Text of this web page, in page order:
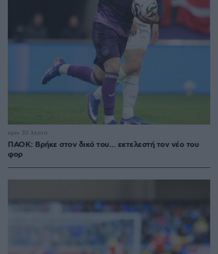
ΠΑΟΚ: Βρήκε στον δικό του… εκτελεστή τον νέο του
φορ
πριν 30 λεπτά